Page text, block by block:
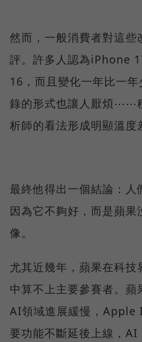
然而，一般消費者對這
評。許多人認為iPhone
16，而且變化一年比一
錄的形式也讓人厭煩⋯⋯
析師的看法形成明顯溫度
最終他得出一個結論：
因為它不夠好，而是蘋果
像。
尤其近幾年，蘋果在科技
中算不上主要參賽者。蘋
AI領域進展緩慢，
要功能不斷延後上線，